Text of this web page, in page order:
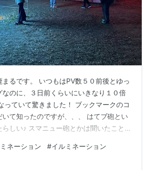
まるです。 いつもはPV数５０前後とゆっ
なのに、３日前くらいにいきなり１０倍
っていて驚きました！ ブックマークのコ
いて知ったのですが、、、 はてブ砲とい
らしい♪ スマニュー砲とかは聞いたことあ
いですね♪ 良いクリスマスプレゼントに
＾) そんな12月、年末広島の風物詩「ひ
ネーション #イルミネーション